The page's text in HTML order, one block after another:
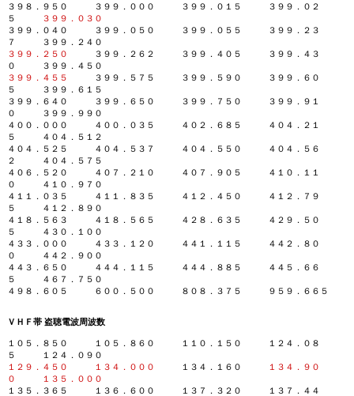
３９８．９５０ ３９９．０００ ３９９．０１５ ３９９．０２
５
３９９．０３０
３９９．０４０ ３９９．０５０ ３９９．０５５ ３９９．２３
７ ３９９．２４０
３９９．２５０
３９９．２６２ ３９９．４０５ ３９９．４３
０ ３９９．４５０
３９９．４５５
３９９．５７５ ３９９．５９０ ３９９．６０
５ ３９９．６１５
３９９．６４０ ３９９．６５０ ３９９．７５０ ３９９．９１
０ ３９９．９９０
４００．０００ ４００．０３５ ４０２．６８５ ４０４．２１
５ ４０４．５１２
４０４．５２５ ４０４．５３７ ４０４．５５０ ４０４．５６
２ ４０４．５７５
４０６．５２０ ４０７．２１０ ４０７．９０５ ４１０．１１
０ ４１０．９７０
４１１．０３５ ４１１．８３５ ４１２．４５０ ４１２．７９
５ ４１２．８９０
４１８．５６３ ４１８．５６５ ４２８．６３５ ４２９．５０
５ ４３０．１００
４３３．０００ ４３３．１２０ ４４１．１１５ ４４２．８０
０ ４４２．９００
４４３．６５０ ４４４．１１５ ４４４．８８５ ４４５．６６
５ ４６７．７５０
４９８．６０５ ６００．５００ ８０８．３７５ ９５９．６６５
ＶＨＦ帯 盗聴電波周波数
１０５．８５０ １０５．８６０ １１０．１５０ １２４．０８
５ １２４．０９０
１２９．４５０
１３４．０００ １３４．１６０
１３４．９０
０
１３５．０００
１３５．３６５ １３６．６００ １３７．３２０ １３７．４４